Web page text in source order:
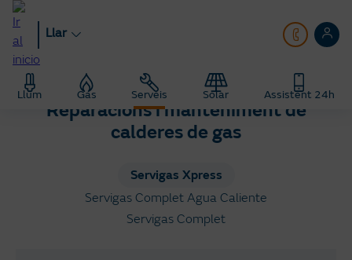
Anar
contingut
principal
Llar
Llum Gas Serveis Solar Assistent 24h
Llar Serveis Servigas
Reparacions i manteniment de
calderes de gas
Servigas Xpress
Servigas Complet Agua Caliente
Servigas Complet